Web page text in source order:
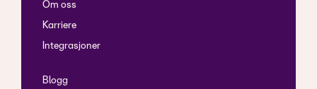
Om oss
Karriere
Integrasjoner
Blogg